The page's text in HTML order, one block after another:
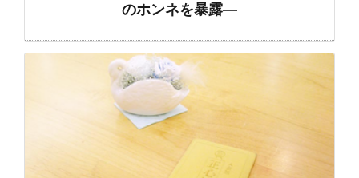
のホンネを暴露―